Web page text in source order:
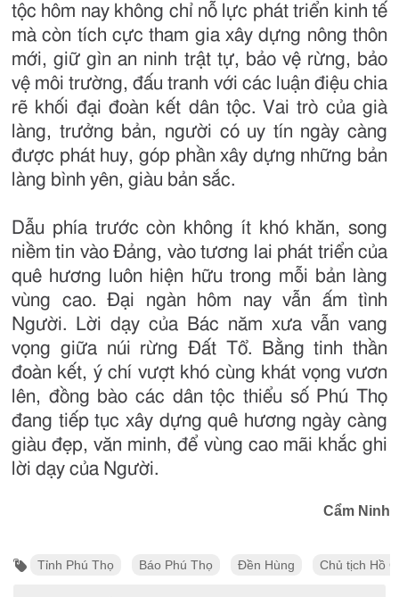
tộc hôm nay không chỉ nỗ lực phát triển kinh tế
mà còn tích cực tham gia xây dựng nông thôn
mới, giữ gìn an ninh trật tự, bảo vệ rừng, bảo
vệ môi trường, đấu tranh với các luận điệu chia
rẽ khối đại đoàn kết dân tộc. Vai trò của già
làng, trưởng bản, người có uy tín ngày càng
được phát huy, góp phần xây dựng những bản
làng bình yên, giàu bản sắc.
Dẫu phía trước còn không ít khó khăn, song
niềm tin vào Đảng, vào tương lai phát triển của
quê hương luôn hiện hữu trong mỗi bản làng
vùng cao. Đại ngàn hôm nay vẫn ấm tình
Người. Lời dạy của Bác năm xưa vẫn vang
vọng giữa núi rừng Đất Tổ. Bằng tinh thần
đoàn kết, ý chí vượt khó cùng khát vọng vươn
lên, đồng bào các dân tộc thiểu số Phú Thọ
đang tiếp tục xây dựng quê hương ngày càng
giàu đẹp, văn minh, để vùng cao mãi khắc ghi
lời dạy của Người.
Cẩm Ninh
Tỉnh Phú Thọ Báo Phú Thọ Đền Hùng Chủ tịch Hồ